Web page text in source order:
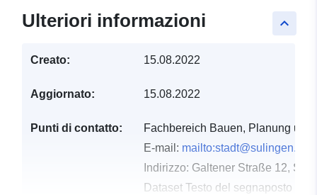
keyboard_arrow_up
Ulteriori informazioni
Creato: 15.08.2022
Aggiornato: 15.08.2022
Punti di contatto:
Fachbereich Bauen, Planung
E-mail: mailto:stadt@sulingen.de
Indirizzo: Galtener Straße 12,
Dataset Testo del segnaposto